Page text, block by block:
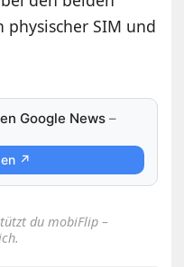
physischer SIM und
Google News –
↗
du mobiFlip –